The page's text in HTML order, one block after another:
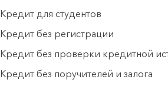
Кредит для студентов
Кредит без регистрации
Кредит без проверки кредитной
Кредит без поручителей и залога